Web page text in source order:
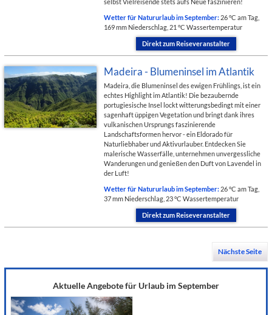
Wetter für Natururlaub im September: 26 °C am Tag,
169 mm Niederschlag, 21 °C Wassertemperatur
Direkt zum Reiseveranstalter
Madeira - Blumeninsel im Atlantik
Madeira, die Blumeninsel des ewigen Frühlings, ist ein
echtes Highlight im Atlantik! Die bezaubernde
portugiesische Insel lockt witterungsbedingt mit einer
sagenhaft üppigen Vegetation und bringt dank ihres
vulkanischen Ursprungs faszinierende
Landschaftsformen hervor - ein Eldorado für
Naturliebhaber und Aktivurlauber. Entdecken Sie
malerische Wasserfälle, unternehmen unvergessliche
Wanderungen und genießen den Duft von Lavendel in
der Luft!
Wetter für Natururlaub im September: 26 °C am Tag,
37 mm Niederschlag, 23 °C Wassertemperatur
Direkt zum Reiseveranstalter
Nächste Seite
Aktuelle Angebote für Urlaub im September